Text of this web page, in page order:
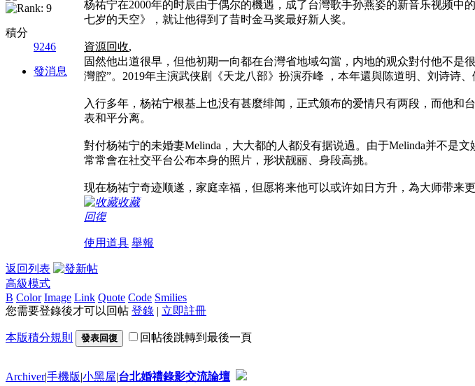
積分
9246
發消息
杨祐宁在2000年的时辰由于偶尔的機遇，成了台灣歌手孙燕姿的新音乐视频
七岁的天空》，就让他得到了昔时金马奖最好新人奖。
資源回收,
固然他出道很早，但他初期一向都在台灣省地域勾當，内地的观众對付他不
灣腔”。2019年主演武侠剧《天龙八部》扮演乔峰 ，本年還與陈道明、刘诗诗
入行多年，杨祐宁根基上也没有甚麼绯闻，正式颁布的爱情只有两段，而他和
表和平分离。
對付杨祐宁的未婚妻Melinda，大大都的人都没有据说過。由于Melinda并不是
常常會在社交平台公布本身的照片，形状靓丽、身段高挑。
现在杨祐宁奇迹顺遂，家庭幸福，但愿将来他可以或许如日方升，為大师带来更
收藏
回復
使用道具 舉報
返回列表
高級模式
B Color Image Link Quote Code Smilies
您需要登錄後才可以回帖 登錄 | 立即註冊
本版積分規則 發表回復 回帖後跳轉到最後一頁
Archiver|手機版|小黑屋|台北婚禮錄影交流論壇